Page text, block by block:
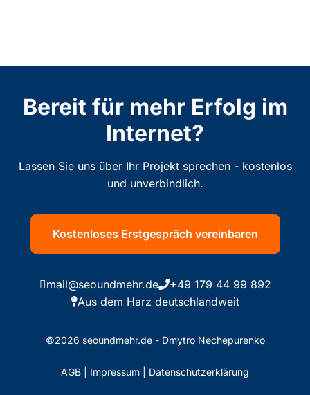
Bereit für mehr Erfolg im
Internet?
Lassen Sie uns über Ihr Projekt sprechen - kostenlos
und unverbindlich.
Kostenloses Erstgespräch vereinbaren
mail@seoundmehr.de
+49 179 44 99 892
Aus dem Harz deutschlandweit
©2026 seoundmehr.de - Dmytro Nechepurenko
AGB Impressum Datenschutzerklärung